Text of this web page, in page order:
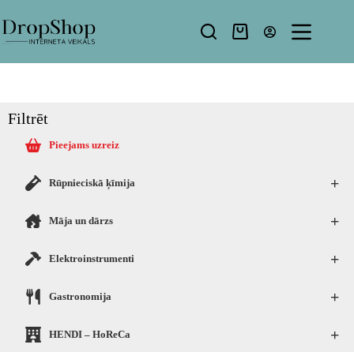
Filtrēt
Pieejams uzreiz
+
Rūpnieciskā ķīmija
+
Māja un dārzs
+
Elektroinstrumenti
+
Gastronomija
+
HENDI – HoReCa